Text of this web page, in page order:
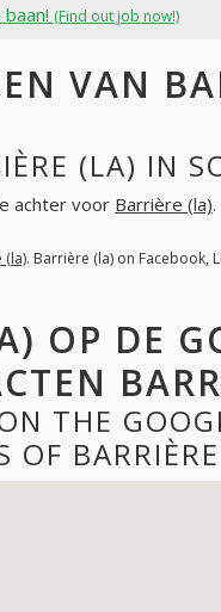
(Find out job now!)
VAN
(LA) IN
achter voor Barrière (la)
(la). Barrière (la) on Facebook,
OP DE
THE
OF